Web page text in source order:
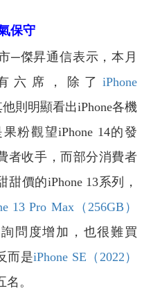
保守
傑昇通信表示，本月
六席，除了 iPhone
則明顯看出iPhone各機
粉觀望iPhone 14的發
者收手，而部分消費者
價的iPhone 13系列，
13 Pro Max（256GB）
問度增加，也很難買
而是iPhone SE（2022）
。